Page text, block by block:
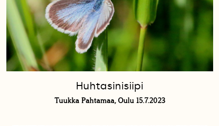
Huhtasinisiipi
Tuukka Pahtamaa, Oulu 15.7.2023